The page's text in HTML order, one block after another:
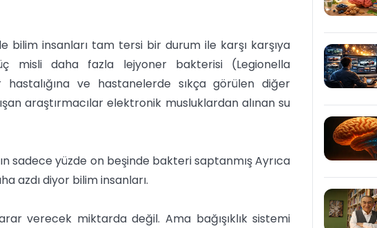
bilim insanları tam tersi bir durum ile karşı karşıya
misli daha fazla lejyoner bakterisi (Legionella
ve hastanelerde sıkça görülen diğer
araştırmacılar elektronik musluklardan alınan su
sadece yüzde on beşinde bakteri saptanmış Ayrıca
azdı diyor bilim insanları.
verecek miktarda değil. Ama bağışıklık sistemi